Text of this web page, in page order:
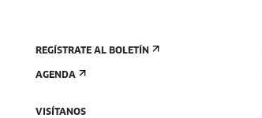
REGÍSTRATE AL BOLETÍN
AGENDA
VISÍTANOS